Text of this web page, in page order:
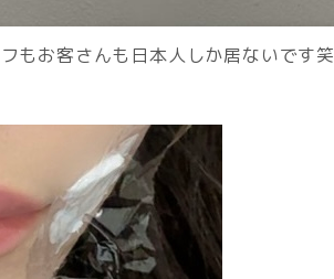
もお客さんも日本人しか居ないです笑